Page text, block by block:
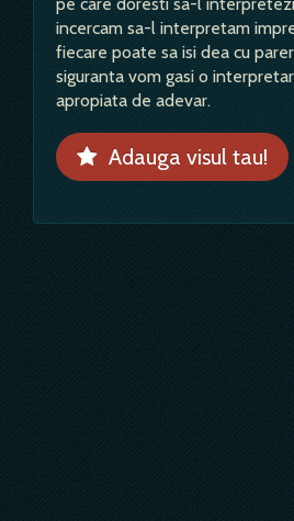
incercam sa-l interpretam
fiecare poate sa isi dea cu
siguranta vom gasi o
apropiata de adevar.
Adauga visul tau!